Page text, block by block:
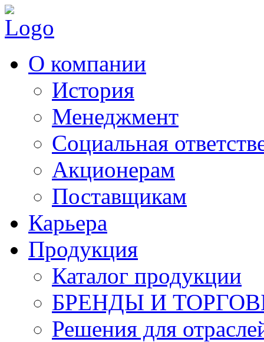
О компании
История
Менеджмент
Социальная
Акционерам
Поставщикам
Карьера
Продукция
Каталог продукции
БРЕНДЫ И
Решения для